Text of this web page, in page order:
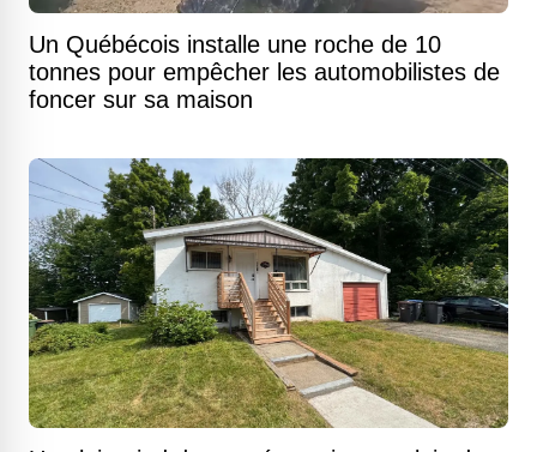
Un Québécois installe une roche de 10
tonnes pour empêcher les automobilistes de
foncer sur sa maison